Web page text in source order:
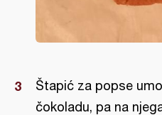
Štapić za popse
čokoladu, pa na